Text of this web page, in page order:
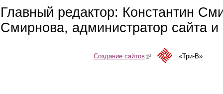
Главный редактор: Константин
Смирнова, администратор сайта
Создание сайтов(link is external)«Три-В»